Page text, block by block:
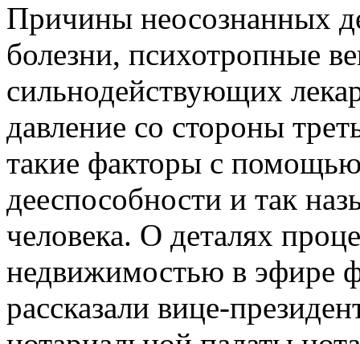
Причины неосознанных
болезни, психотропные
сильнодействующих
давление со стороны
такие факторы с
дееспособности и так
человека. О деталях
недвижимостью в эфире
рассказали вице-